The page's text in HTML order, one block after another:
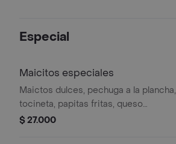
Especial
Maicitos especiales
Maictos dulces, pechuga a la plancha,
tocineta, papitas fritas, queso
mozzarella, philadelphia salsa de la
$ 27.000